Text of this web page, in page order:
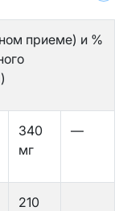
приеме) и %
340
мг
—
210